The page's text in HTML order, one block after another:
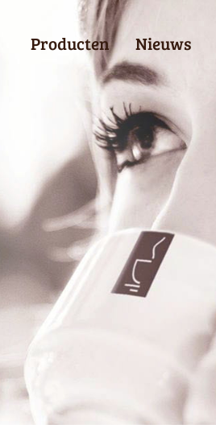
Producten Nieuws